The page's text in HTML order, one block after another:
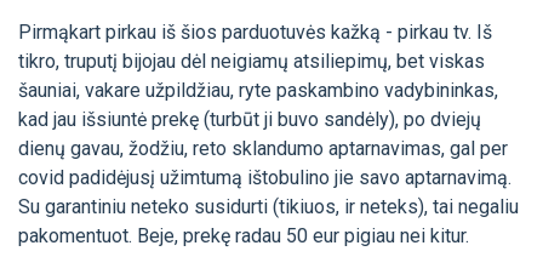
Pirmąkart pirkau iš šios parduotuvės kažką - pirkau tv. Iš
tikro, truputį bijojau dėl neigiamų atsiliepimų, bet viskas
šauniai, vakare užpildžiau, ryte paskambino vadybininkas,
kad jau išsiuntė prekę (turbūt ji buvo sandėly), po dviejų
dienų gavau, žodžiu, reto sklandumo aptarnavimas, gal per
covid padidėjusį užimtumą ištobulino jie savo aptarnavimą.
Su garantiniu neteko susidurti (tikiuos, ir neteks), tai negaliu
pakomentuot. Beje, prekę radau 50 eur pigiau nei kitur.